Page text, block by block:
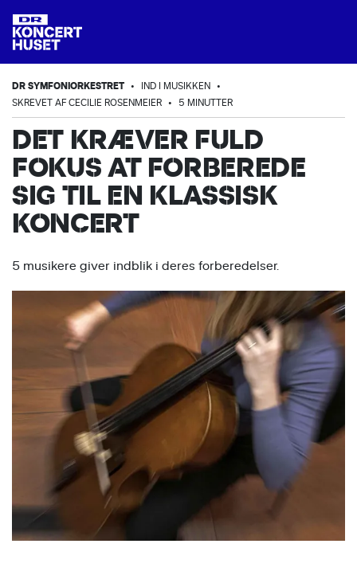
DR SYMFONIORKESTRET • IND I MUSIKKEN
•
SKREVET AF CECILIE ROSENMEIER • 5 MINUTTER
DET KRÆVER FULD
FOKUS AT FORBEREDE
SIG TIL EN KLASSISK
KONCERT
5 musikere giver indblik i deres forberedelser.